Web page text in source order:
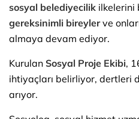
sosyal belediyecilik ilkelerini
gereksinimli bireylerve
almaya devam ediyor.
Kurulan Sosyal Proje Ekibi,
ihtiyaçları belirliyor, dertleri
arıyor.